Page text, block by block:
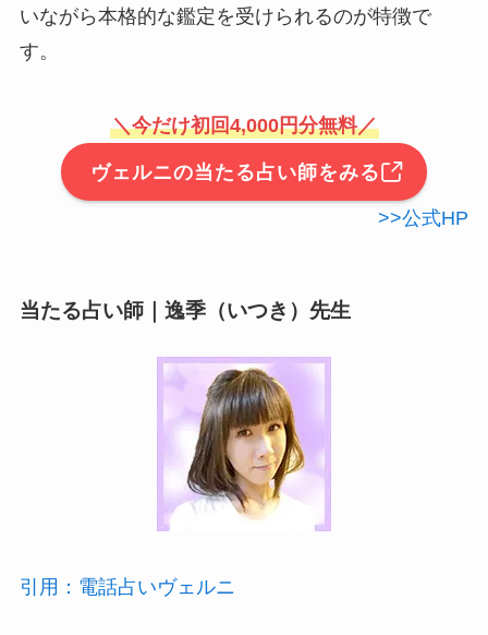
いながら本格的な鑑定を受けられるのが特徴で
す。
＼今だけ初回4,000円分無料／
ヴェルニの当たる占い師をみる
>>公式HP
当たる占い師｜逸季（いつき）先生
引用：電話占いヴェルニ